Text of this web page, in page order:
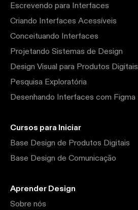
Escrevendo para Interfaces
Criando Interfaces Acessíveis
Conceituando Interfaces
Projetando Sistemas de Design
Design Visual para Produtos Digitais
Pesquisa Exploratória
Desenhando Interfaces com Figma
Cursos para Iniciar
Base Design de Produtos Digitais
Base Design de Comunicação
Aprender Design
Sobre nós